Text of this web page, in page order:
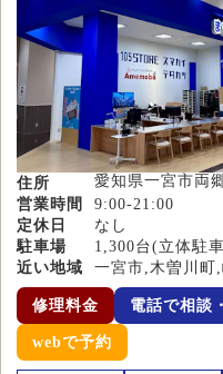
住所
愛知県一宮市両
営業時間
9:00-21:00
定休日
なし
駐車場
1,300台(立体駐
近い地域
一宮市,木曽川町
修理料金 電話で相談
webで予約